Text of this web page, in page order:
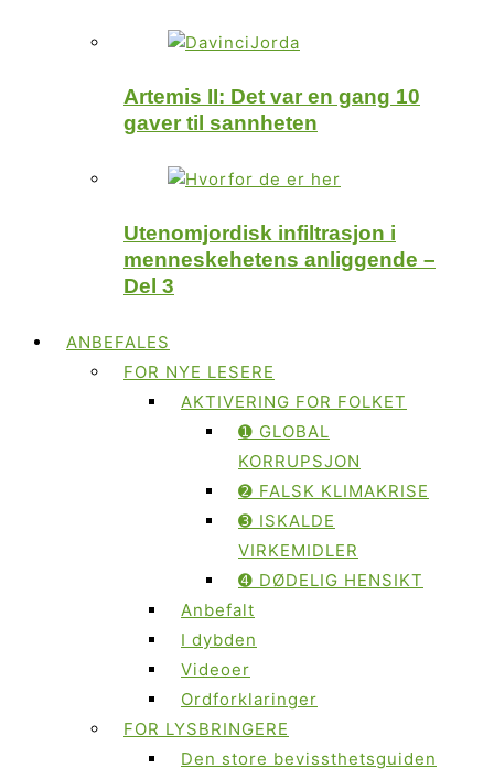
Artemis II: Det var en gang 10
gaver til sannheten
Utenomjordisk infiltrasjon i
menneskehetens anliggende –
Del 3
ANBEFALES
FOR NYE LESERE
AKTIVERING FOR FOLKET
➊ GLOBAL
KORRUPSJON
➋ FALSK KLIMAKRISE
➌ ISKALDE
VIRKEMIDLER
➍ DØDELIG HENSIKT
Anbefalt
I dybden
Videoer
Ordforklaringer
FOR LYSBRINGERE
Den store bevissthetsguiden